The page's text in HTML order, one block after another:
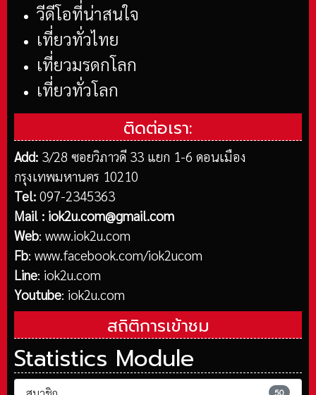
วีดีโอที่น่าสนใจ
เที่ยวทั่วไทย
เที่ยวมรดกโลก
เที่ยวทั่วโลก
ติดต่อเรา:
Add: 3/28 ซอยวิภาวดี 33 แยก 1-6 ดอนเมือง
กรุงเทพมหานคร 10210
Tel: 097-2345363
Mail : iok2u.com@gmail.com
Web: www.iok2u.com
Fb: www.facebook.com/iok2ucom
Line: iok2u.com
Youtube: iok2u.com
สถิติการเข้าชม
Statistics Module
50